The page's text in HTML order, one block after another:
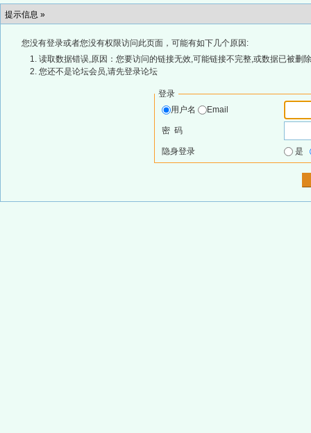
提示信息 »
您没有登录或者您没有权限访问此页面，可能有如下几个原因:
读取数据错误,原因：您要访问的链接无效,可能链接不完整,或数据已被删
您还不是论坛会员,请先登录论坛
登录
用户名
Email
密 码
隐身登录 是